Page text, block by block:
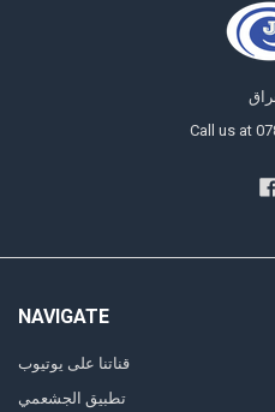
Call us at
NAVIGATE
قناتنا على يوتيوب
تطبيق الجشعمي